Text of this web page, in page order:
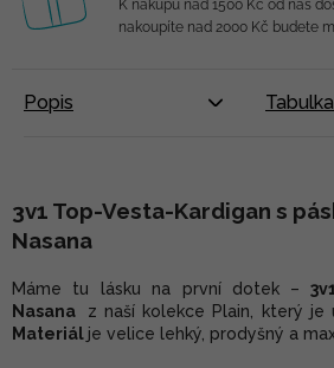
K nákupu nad 1500 Kč od nás
nakoupíte nad 2000 Kč budete
Popis
3v1 Top-Vesta-Kardigan s
Nasana
Máme tu lásku na první dotek –
Nasana
z naší kolekce Plain, který je
Materiál je velice lehký, prodyšný a